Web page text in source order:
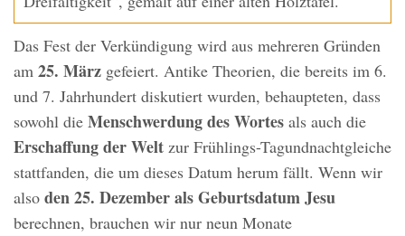
Das Fest der Verkündigung wird aus mehreren Gründen
am 25. März gefeiert. Antike Theorien, die bereits im 6.
und 7. Jahrhundert diskutiert wurden, behaupteten, dass
sowohl die Menschwerdung des Wortes als auch die
Erschaffung der Welt zur Frühlings-Tagundnachtgleiche
stattfanden, die um dieses Datum herum fällt. Wenn wir
also den 25. Dezember als Geburtsdatum Jesu
berechnen, brauchen wir nur neun Monate